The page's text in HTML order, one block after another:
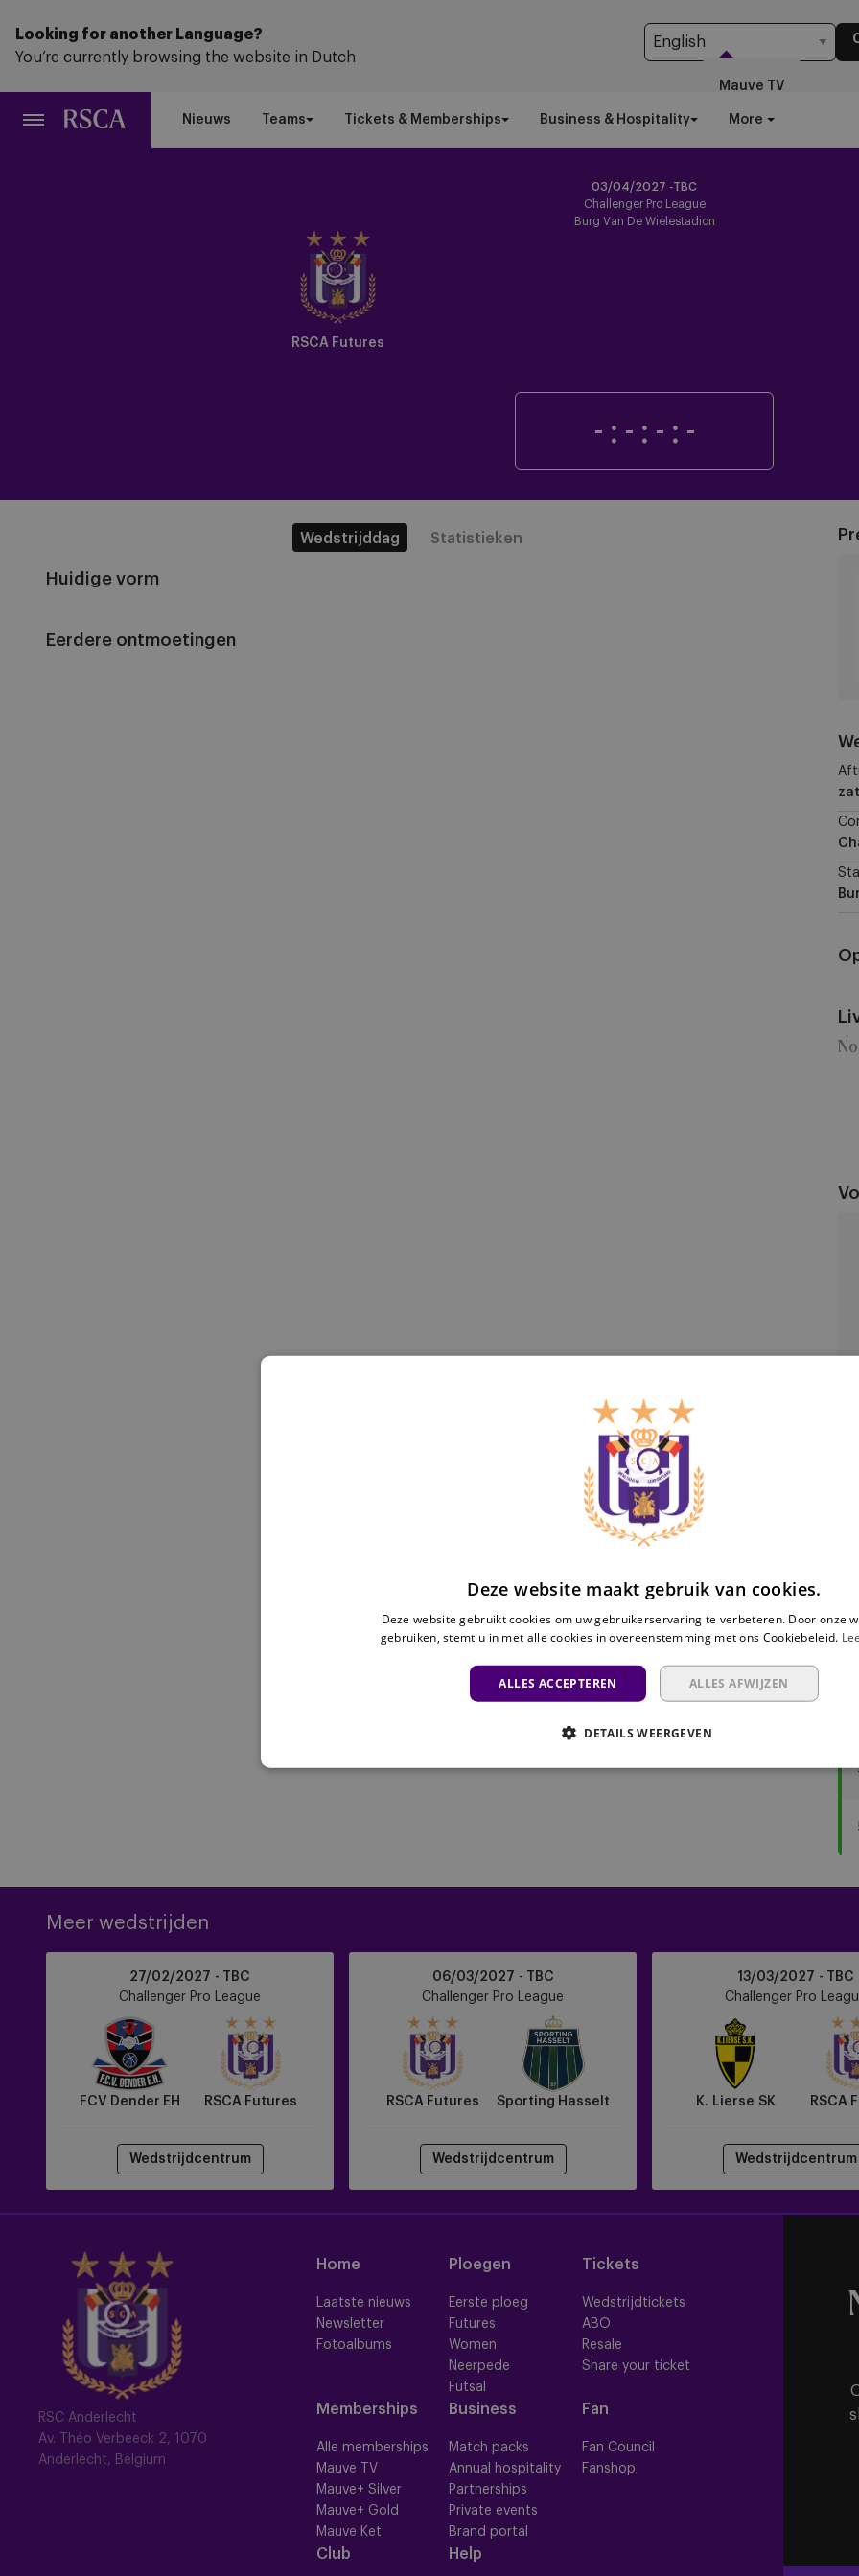
naar
hoofdinhoud
Looking for another Language?
You’re currently browsing the website in Dutch
Nieuws Teams Tickets & Memberships Business & Hospitality More
Mauve TV
03/04/2027 -TBC
Challenger Pro League
Burg Van De Wielestadion
RSCA Futures
- : - : - : -
Wedstrijddag Statistieken
Huidige vorm
Eerdere ontmoetingen
Meer wedstrijden
Futures
27/02/2027 - TBC
Challenger Pro League
FCV Dender EH RSCA Futures
Wedstrijdcentrum
Sporting
06/03/2027 - TBC
Challenger Pro League
RSCA Futures Sporting Hasselt
Wedstrijdcentrum
13/03/2027 - TBC
Challenger Pro
K. Lierse SK RSCA
Wedstrijdcentrum
RSC Anderlecht
Av. Théo Verbeeck 2, 1070
Anderlecht, Belgium
Home
Laatste nieuws
Newsletter
Fotoalbums
Ploegen
Eerste ploeg
Futures
Women
Neerpede
Futsal
Tickets
Wedstrijdtickets
ABO
Resale
Share your ticket
Memberships
Alle memberships
Mauve TV
Mauve+ Silver
Mauve+ Gold
Mauve Ket
Business
Match packs
Annual hospitality
Partnerships
Private events
Brand portal
Fan
Fan Council
Fanshop
Club Help
Deze website maakt gebruik van cookies.
Deze website gebruikt cookies om uw gebruikerservaring te verbeteren. Door onze
gebruiken, stemt u in met alle cookies in overeenstemming met ons Cookiebeleid.
ALLES ACCEPTEREN ALLES AFWIJZEN
DETAILS WEERGEVEN